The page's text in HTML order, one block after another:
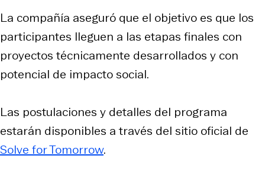
La compañía aseguró que el objetivo es que los
participantes lleguen a las etapas finales con
proyectos técnicamente desarrollados y con
potencial de impacto social.
Las postulaciones y detalles del programa
estarán disponibles a través del sitio oficial de
Solve for Tomorrow.